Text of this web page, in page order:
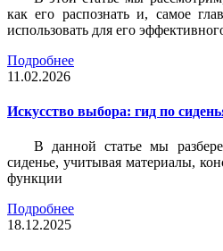
как его распознать и, самое
использовать для его
Подробнее
11.02.2026
Искусство выбора: гид по
В данной статье мы
сиденье, учитывая материалы,
функции
Подробнее
18.12.2025